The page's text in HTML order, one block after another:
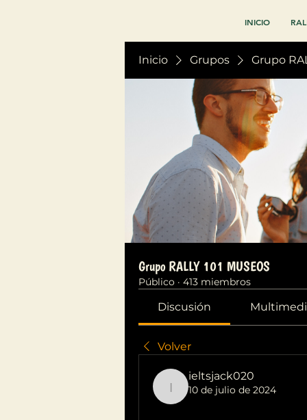
INICIO
Inicio Grupos Grupo
Grupo RALLY 101 MUSEOS
Público · 413 miembros
Discusión
Volver
ieltsjack020
ieltsjack020
10 de julio de 2024